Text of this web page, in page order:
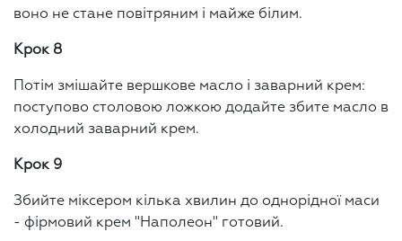
воно не стане повітряним і майже білим.
Крок 8
Потім змішайте вершкове масло і заварний крем:
поступово столовою ложкою додайте збите масло в
холодний заварний крем.
Крок 9
Збийте міксером кілька хвилин до однорідної маси
- фірмовий крем "Наполеон" готовий.